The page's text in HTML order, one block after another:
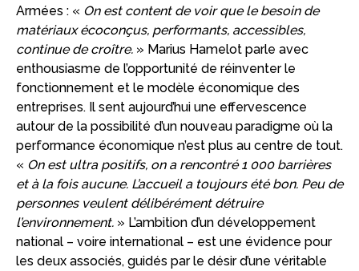
Armées : « On est content de voir que le besoin de
matériaux écoconçus, performants, accessibles,
continue de croître. » Marius Hamelot parle avec
enthousiasme de l’opportunité de réinventer le
fonctionnement et le modèle économique des
entreprises. Il sent aujourd’hui une effervescence
autour de la possibilité d’un nouveau paradigme où la
performance économique n’est plus au centre de tout.
« On est ultra positifs, on a rencontré 1 000 barrières
et à la fois aucune. L’accueil a toujours été bon. Peu de
personnes veulent délibérément détruire
l’environnement. » L’ambition d’un développement
national – voire international – est une évidence pour
les deux associés, guidés par le désir d’une véritable